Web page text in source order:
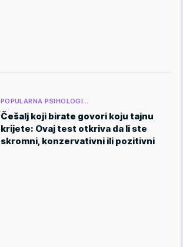
POPULARNA PSIHOLOGI…
Češalj koji birate govori koju tajnu
krijete: Ovaj test otkriva da li ste
skromni, konzervativni ili pozitivni